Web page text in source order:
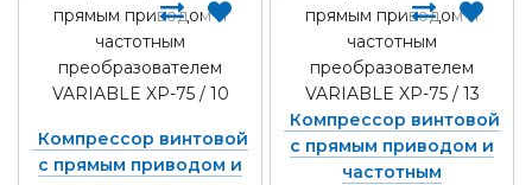
Компрессор винтовой
с прямым приводом и
Компрессор винтовой
с прямым приводом и
частотным